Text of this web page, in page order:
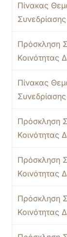
Πίνακας
Πρόσκληση
Κοινότητας
Πίνακας
Πρόσκληση
Κοινότητας
Πρόσκληση
Κοινότητας
Πρόσκληση
Κοινότητας